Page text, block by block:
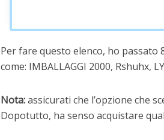
Per fare questo elenco, ho
come: IMBALLAGGI 2000, Rshuhx,
Nota:assicurati che l’opzione che
Dopotutto, ha senso acquistare